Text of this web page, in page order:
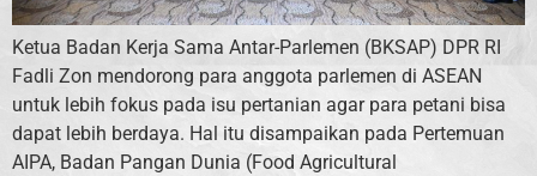
Ketua Badan Kerja Sama Antar-Parlemen (BKSAP) DPR RI
Fadli Zon mendorong para anggota parlemen di ASEAN
untuk lebih fokus pada isu pertanian agar para petani bisa
dapat lebih berdaya. Hal itu disampaikan pada Pertemuan
AIPA, Badan Pangan Dunia (Food Agricultural